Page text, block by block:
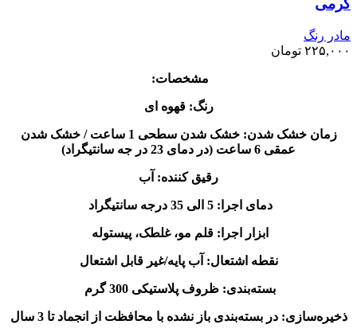
گرمی
مادر رنگ
۲۲۵,۰۰۰ تومان
مشخصات:
رنگ: قهوه ای
زمان خشک شدن: خشک شدن سطحی 1 ساعت / خشک شدن
عمقی 6 ساعت (در دمای 23 در جه سانتیگراد)
رقیق کننده: آب
دمای اجرا: 5 الی 35 درجه سانتیگراد
ابزار اجرا: قلم مو، غلطک، پیستوله
نقطه اشتعال: آب پایه/غیر قابل اشتعال
بسته‌بندی: ظروف پلاستیکی 300 گرم
ذخیره‌سازی: در بسته‌بندی باز نشده با محافظت از انجماد تا 3 سال